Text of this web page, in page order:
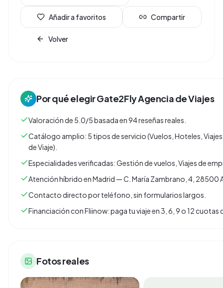
Añadir a favoritos Compartir
Volver
Por qué elegirGate2Fly Agencia de Viajes
Valoración de 5.0/5 basada en 94 reseñas reales.
Catálogo amplio: 5 tipos de servicio (Vuelos, Hoteles,
de Viaje).
Especialidades verificadas: Gestión de vuelos, Viajes de
Atención híbrido en Madrid — C. María Zambrano, 4, 28500
Contacto directo por teléfono, sin formularios largos.
Financiación con Fliinow: paga tu viaje en 3, 6, 9 o 12
Fotos reales